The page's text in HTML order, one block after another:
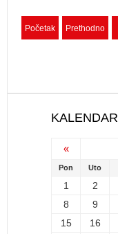
Početak Prethodno
KALENDAR
«
Pon Uto
1 2
8
9
15
16